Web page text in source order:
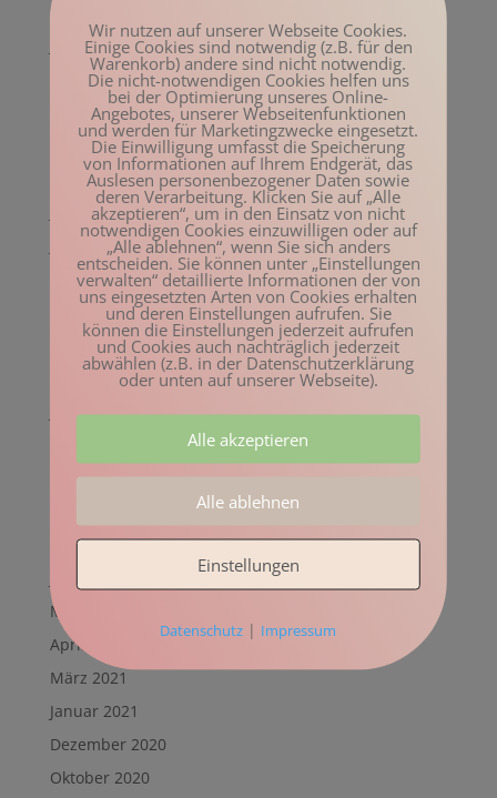
Februar 2023
Januar 2023
Dezember 2022
November 2022
Oktober 2022
August 2022
Juli 2022
Juni 2022
Mai 2022
April 2022
März 2022
Februar 2022
Januar 2022
November 2021
August 2021
Mai 2021
April 2021
März 2021
Januar 2021
Dezember 2020
Oktober 2020
Wir nutzen auf unserer Webseite Cookies.
Einige Cookies sind notwendig (z.B. für den
Warenkorb) andere sind nicht notwendig.
Die nicht-notwendigen Cookies helfen uns
bei der Optimierung unseres Online-
Angebotes, unserer Webseitenfunktionen
und werden für Marketingzwecke eingesetzt.
Die Einwilligung umfasst die Speicherung
von Informationen auf Ihrem Endgerät, das
Auslesen personenbezogener Daten sowie
deren Verarbeitung. Klicken Sie auf „Alle
akzeptieren“, um in den Einsatz von nicht
notwendigen Cookies einzuwilligen oder auf
„Alle ablehnen“, wenn Sie sich anders
entscheiden. Sie können unter „Einstellungen
verwalten“ detaillierte Informationen der von
uns eingesetzten Arten von Cookies erhalten
und deren Einstellungen aufrufen. Sie
können die Einstellungen jederzeit aufrufen
und Cookies auch nachträglich jederzeit
abwählen (z.B. in der Datenschutzerklärung
oder unten auf unserer Webseite).
Alle akzeptieren
Alle ablehnen
Einstellungen
Datenschutz | Impressum